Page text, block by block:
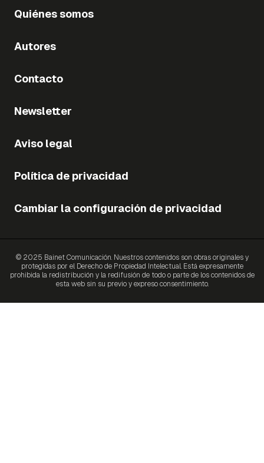
Quiénes somos
Autores
Contacto
Newsletter
Aviso legal
Política de privacidad
Cambiar la configuración de privacidad
© 2025 Bainet Comunicación. Nuestros contenidos son obras originales y
protegidas por el Derecho de Propiedad Intelectual. Está expresamente
prohibida la redistribución y la redifusión de todo o parte de los contenidos de
esta web sin su previo y expreso consentimiento.